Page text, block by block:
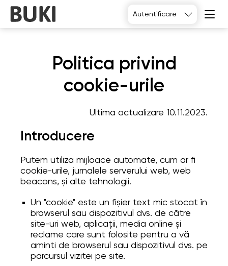
Autentificare
Politica privind
cookie-urile
Ultima actualizare 10.11.2023.
Introducere
Putem utiliza mijloace automate, cum ar fi
cookie-urile, jurnalele serverului web, web
beacons, și alte tehnologii.
Un "cookie" este un fișier text mic stocat în
browserul sau dispozitivul dvs. de către
site-uri web, aplicații, media online și
reclame care sunt folosite pentru a vă
aminti de browserul sau dispozitivul dvs. pe
parcursul vizitei pe site.